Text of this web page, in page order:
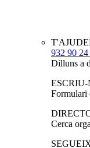
932 90 24
Dilluns a
ESCRIU-
Formulari
Cerca